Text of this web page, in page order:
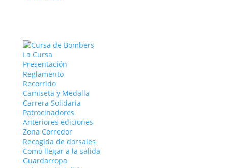
La Cursa
Presentación
Reglamento
Recorrido
Camiseta y Medalla
Carrera Solidaria
Patrocinadores
Anteriores ediciones
Zona Corredor
Recogida de dorsales
Como llegar a la salida
Guardarropa